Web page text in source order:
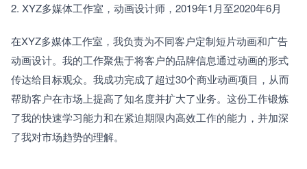
2. XYZ多媒体工作室，动画设计师，2019年1月至2020年6月
在XYZ多媒体工作室，我负责为不同客户定制短片动画和广告
动画设计。我的工作聚焦于将客户的品牌信息通过动画的形式
传达给目标观众。我成功完成了超过30个商业动画项目，从而
帮助客户在市场上提高了知名度并扩大了业务。这份工作锻炼
了我的快速学习能力和在紧迫期限内高效工作的能力，并加深
了我对市场趋势的理解。